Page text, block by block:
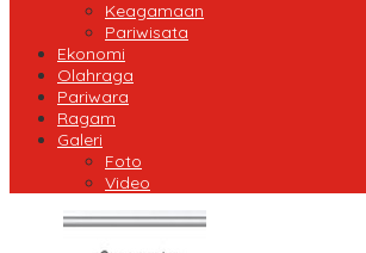
Keagamaan
Pariwisata
Ekonomi
Olahraga
Pariwara
Ragam
Galeri
Foto
Video